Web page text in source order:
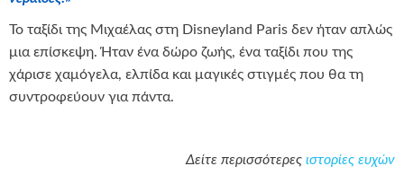
Το ταξίδι της Μιχαέλας στη Disneyland Paris δεν ήταν απλώς
μια επίσκεψη. Ήταν ένα δώρο ζωής, ένα ταξίδι που της
χάρισε χαμόγελα, ελπίδα και μαγικές στιγμές που θα τη
συντροφεύουν για πάντα.
Δείτε περισσότερες ιστορίες ευχών